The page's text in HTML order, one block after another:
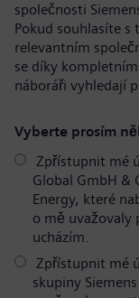
společnosti
Pokud souhlasíte
relevantním
se díky
náboráři vyhledají
Vyberte prosím
Zpřístupnit mé
Global GmbH &
Energy, které
o mě uvažovaly
ucházím.
Zpřístupnit mé
skupiny